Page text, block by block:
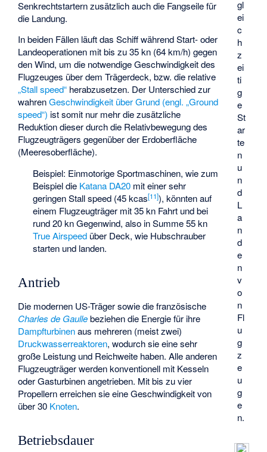
gl
ei
c
h
z
ei
ti
g
e
St
ar
te
n
u
n
d
L
a
n
d
e
n
v
o
n
Fl
u
g
z
e
u
g
e
n.
Senkrechtstartern zusätzlich auch die Fangseile für
die Landung.
In beiden Fällen läuft das Schiff während Start- oder
Landeoperationen mit bis zu 35 kn (64 km/h) gegen
den Wind, um die notwendige Geschwindigkeit des
Flugzeuges über dem Trägerdeck, bzw. die relative
„Stall speed“ herabzusetzen. Der Unterschied zur
wahrenGeschwindigkeit über Grund (engl. „Ground
speed“) ist somit nur mehr die zusätzliche
Reduktion dieser durch die Relativbewegung des
Flugzeugträgers gegenüber der Erdoberfläche
(Meeresoberfläche).
Beispiel: Einmotorige Sportmaschinen, wie zum
Beispiel die Katana DA20mit einer sehr
geringen Stall speed (45 kcas[11]), könnten auf
einem Flugzeugträger mit 35 kn Fahrt und bei
rund 20 kn Gegenwind, also in Summe 55 kn
True Airspeedüber Deck, wie Hubschrauber
starten und landen.
Antrieb
Die modernen US-Träger sowie die französische
Charles de Gaullebeziehen die Energie für ihre
Dampfturbinenaus mehreren (meist zwei)
Druckwasserreaktoren, wodurch sie eine sehr
große Leistung und Reichweite haben. Alle anderen
Flugzeugträger werden konventionell mit Kesseln
oder Gasturbinen angetrieben. Mit bis zu vier
Propellern erreichen sie eine Geschwindigkeit von
über 30 Knoten.
Betriebsdauer